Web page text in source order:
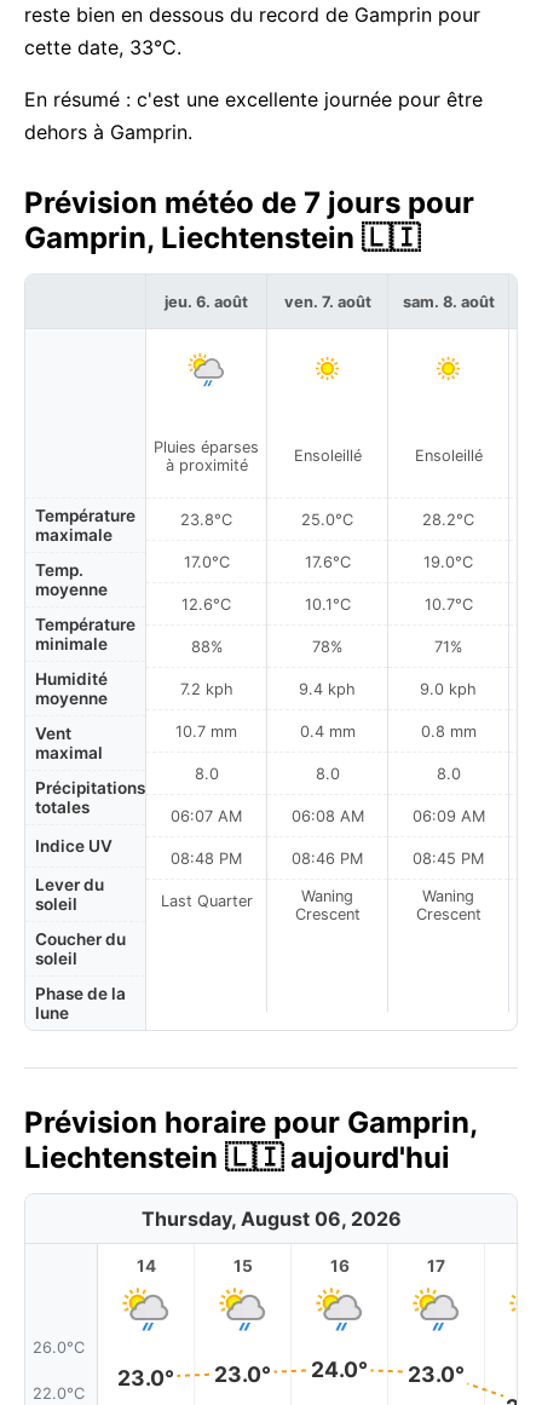
reste bien en dessous du record de Gamprin pour
cette date, 33°C.
En résumé : c'est une excellente journée pour être
dehors à Gamprin.
Prévision météo de 7 jours pour
Gamprin, Liechtenstein 🇱🇮
Température
maximale
Temp.
moyenne
Température
minimale
Humidité
moyenne
Vent
maximal
Précipitations
totales
Indice UV
Lever du
soleil
Coucher du
soleil
Phase de la
lune
jeu. 6. août
Pluies éparses
à proximité
23.8°C
17.0°C
12.6°C
88%
7.2 kph
10.7 mm
8.0
06:07 AM
08:48 PM
Last Quarter
ven. 7. août
Ensoleillé
25.0°C
17.6°C
10.1°C
78%
9.4 kph
0.4 mm
8.0
06:08 AM
08:46 PM
Waning
Crescent
sam. 8. août
Ensoleillé
28.2°C
19.0°C
10.7°C
71%
9.0 kph
0.8 mm
8.0
06:09 AM
08:45 PM
Waning
Crescent
Prévision horaire pour Gamprin,
Liechtenstein 🇱🇮 aujourd'hui
Thursday, August 06, 2026
26.0°C
22.0°C
14
23.0°
15
23.0°
16
24.0°
17
23.0°